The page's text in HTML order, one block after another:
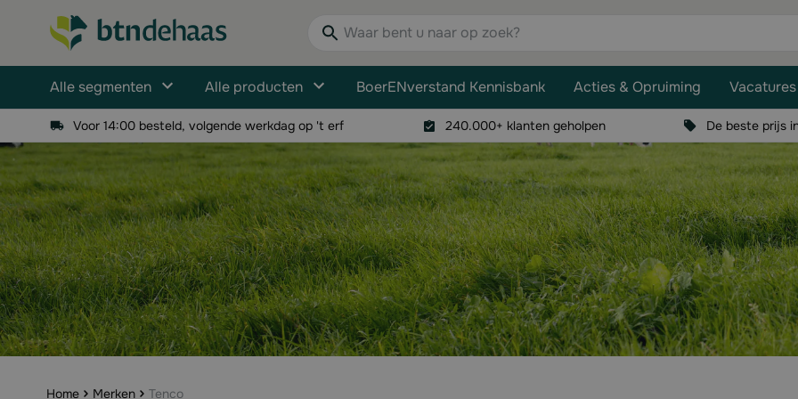
Waar bent u naar op zoek?
Alle segmenten Alle producten BoerENverstand Kennisbank Acties & Opruiming Vacatures
Voor 14:00 besteld, volgende werkdag op 't erf 240.000+ klanten geholpen De beste prijs
Home Merken Tenco